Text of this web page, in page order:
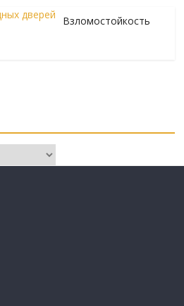
Взломостойкость